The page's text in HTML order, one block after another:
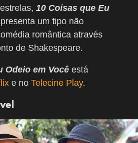
10 Coisas que Eu
um tipo não
romântica através
de Shakespeare.
Odeio em Você está
e no Telecine Play.